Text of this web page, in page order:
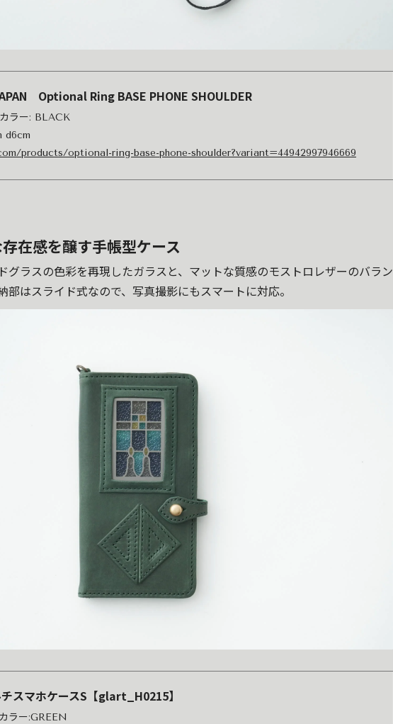
Optional Ring BASE PHONE SHOULDER
ラー: BLACK
d6cm
products/optional-ring-base-phone-shoulder?variant=44942997946669
在感を醸す手帳型ケース
グラスの色彩を再現したガラスと、マットな質感のモストロレザーのバラン
部はスライド式なので、写真撮影にもスマートに対応。
マホケースS【glart_H0215】
ラー:GREEN